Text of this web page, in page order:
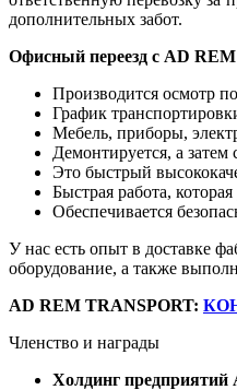
дополнительных забот.
Офисный переезд с AD
Производится осмотр
График
Мебель, приборы,
Демонтируется, а
Это быстрый
Быстрая работа,
Обеспечивается
У нас есть опыт в доставке
оборудование, а также
AD REM TRANSPORT:
Членство и награды
Холдинг предприятий